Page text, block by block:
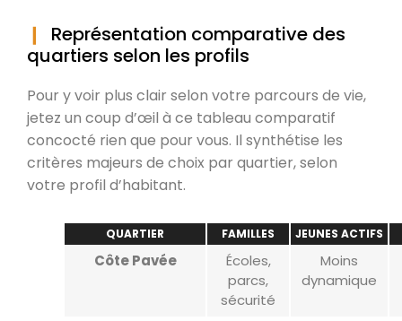
Représentation comparative des
quartiers selon les profils
Pour y voir plus clair selon votre parcours de vie,
jetez un coup d’œil à ce tableau comparatif
concocté rien que pour vous. Il synthétise les
critères majeurs de choix par quartier, selon
votre profil d’habitant.
QUARTIER FAMILLES JEUNES ACTIFS
Côte Pavée
Écoles,
parcs,
sécurité
Moins
dynamique